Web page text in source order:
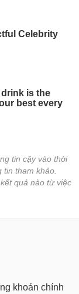
tin cậy vào thời
tin tham khảo.
quả nào từ việc
khoán chính